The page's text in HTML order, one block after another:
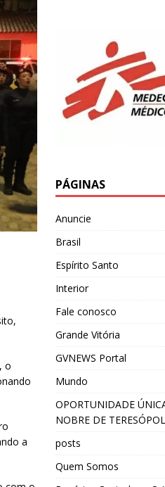
o
a
PÁGINAS
Anuncie
Brasil
Espírito Santo
Interior
Fale conosco
Grande Vitória
GVNEWS Portal
Mundo
OPORTUNIDADE
NOBRE DE
posts
Quem Somos